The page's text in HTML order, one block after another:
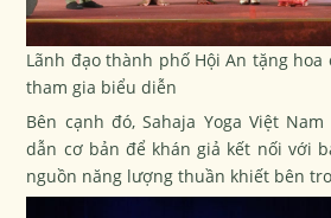
Lãnh đạo thành phố Hội An tặng hoa
tham gia biểu diễn
Bên cạnh đó, Sahaja Yoga Việt
dẫn cơ bản để khán giả kết nối với
nguồn năng lượng thuần khiết bên